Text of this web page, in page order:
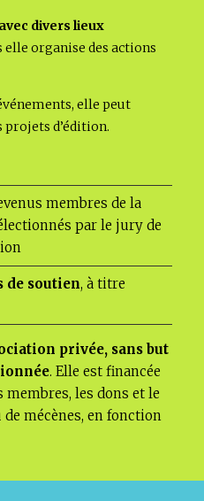
divers lieux
elle organise des actions
elle peut
projets d’édition.
membres de la
par le jury de
de soutien, à titre
privée, sans but
. Elle est financée
les dons et le
mécènes, en fonction